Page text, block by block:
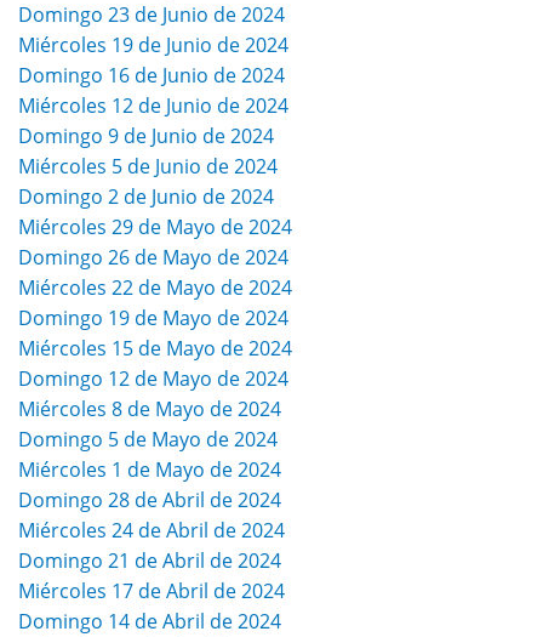
Domingo 23 de Junio de 2024
Miércoles 19 de Junio de 2024
Domingo 16 de Junio de 2024
Miércoles 12 de Junio de 2024
Domingo 9 de Junio de 2024
Miércoles 5 de Junio de 2024
Domingo 2 de Junio de 2024
Miércoles 29 de Mayo de 2024
Domingo 26 de Mayo de 2024
Miércoles 22 de Mayo de 2024
Domingo 19 de Mayo de 2024
Miércoles 15 de Mayo de 2024
Domingo 12 de Mayo de 2024
Miércoles 8 de Mayo de 2024
Domingo 5 de Mayo de 2024
Miércoles 1 de Mayo de 2024
Domingo 28 de Abril de 2024
Miércoles 24 de Abril de 2024
Domingo 21 de Abril de 2024
Miércoles 17 de Abril de 2024
Domingo 14 de Abril de 2024